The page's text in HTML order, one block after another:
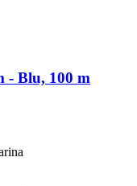
-​ Blu, 100 m